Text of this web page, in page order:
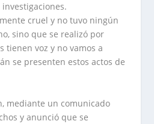
cruel y no tuvo ningún
sino que se realizó por
tienen voz y no vamos a
se presenten estos actos de
mediante un comunicado
y anunció que se